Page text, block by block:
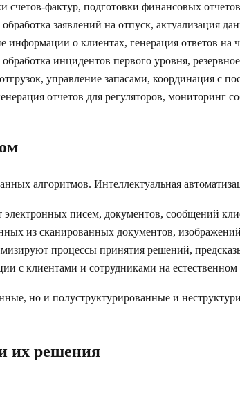
счетов-фактур, подготовки финансовых
заявлений на отпуск, актуализация
информации о клиентах, генерация ответов на
инцидентов первого уровня,
управление запасами, координация с
отчетов для регуляторов, мониторинг
алгоритмов. Интеллектуальная
электронных писем, документов, сообщений
из сканированных документов,
процессы принятия решений,
с клиентами и сотрудниками на естественном
но и полуструктурированные и
их решения